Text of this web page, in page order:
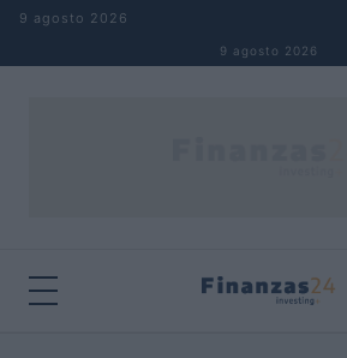
Saltar al contenido
9 agosto 2026
9 agosto 2026